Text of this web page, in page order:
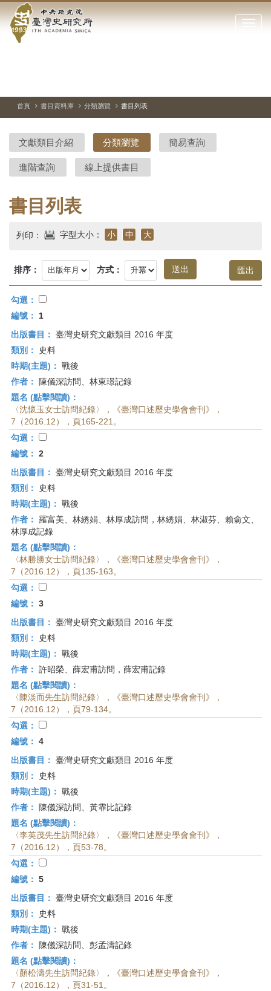
到中
央
院-
臺
灣
史
研
究
首
頁
點
閉
站
停、
圖
圖
結
首頁 書目資料庫 分類瀏覽 書目列表
文獻類目介紹 分類瀏覽 簡易查詢
進階查詢 線上提供書目
書目列表
列印： 字型大小： 小 中 大
排序： 方式：
勾選：
編號：
1
出版書目： 臺灣史研究文獻類目 2016 年度
類別：
史料
時期(主題)： 戰後
作者：
陳儀深訪問、林東璟記錄
題名 (點擊閱讀)：
〈沈懷玉女士訪問紀錄〉，《臺灣口述歷史學會會刊》，
7（2016.12），頁165-221。
勾選：
編號： 2
出版書目： 臺灣史研究文獻類目 2016 年度
類別：
史料
時期(主題)： 戰後
作者： 羅富美、林綉娟、林厚成訪問，林綉娟、林淑芬、賴俞文、
林厚成記錄
題名 (點擊閱讀)：
〈林勝勝女士訪問紀錄〉，《臺灣口述歷史學會會刊》，
7（2016.12），頁135-163。
勾選：
編號： 3
出版書目： 臺灣史研究文獻類目 2016 年度
類別：
史料
時期(主題)： 戰後
作者： 許昭榮、薛宏甫訪問，薛宏甫記錄
題名 (點擊閱讀)：
〈陳淡而先生訪問紀錄〉，《臺灣口述歷史學會會刊》，
7（2016.12），頁79-134。
勾選：
編號： 4
出版書目： 臺灣史研究文獻類目 2016 年度
類別：
史料
時期(主題)： 戰後
作者：
陳儀深訪問、黃霏比記錄
題名 (點擊閱讀)：
〈李英茂先生訪問紀錄〉，《臺灣口述歷史學會會刊》，
7（2016.12），頁53-78。
勾選：
編號： 5
出版書目： 臺灣史研究文獻類目 2016 年度
類別：
史料
時期(主題)： 戰後
作者：
陳儀深訪問、彭孟濤記錄
題名 (點擊閱讀)：
〈顏松濤先生訪問紀錄〉，《臺灣口述歷史學會會刊》，
7（2016.12），頁31-51。